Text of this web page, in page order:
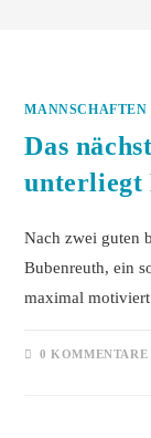
MANNSCHAFTEN
Das
unterliegt
Nach zwei guten
Bubenreuth, ein
maximal
0 KOMMENTARE